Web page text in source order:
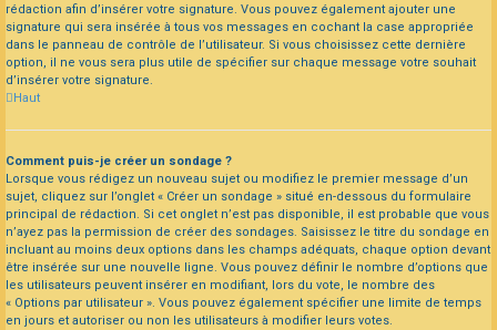
rédaction afin d’insérer votre signature. Vous pouvez également ajouter une
signature qui sera insérée à tous vos messages en cochant la case appropriée
dans le panneau de contrôle de l’utilisateur. Si vous choisissez cette dernière
option, il ne vous sera plus utile de spécifier sur chaque message votre souhait
d’insérer votre signature.
Haut
Comment puis-je créer un sondage ?
Lorsque vous rédigez un nouveau sujet ou modifiez le premier message d’un
sujet, cliquez sur l’onglet « Créer un sondage » situé en-dessous du formulaire
principal de rédaction. Si cet onglet n’est pas disponible, il est probable que vous
n’ayez pas la permission de créer des sondages. Saisissez le titre du sondage en
incluant au moins deux options dans les champs adéquats, chaque option devant
être insérée sur une nouvelle ligne. Vous pouvez définir le nombre d’options que
les utilisateurs peuvent insérer en modifiant, lors du vote, le nombre des
« Options par utilisateur ». Vous pouvez également spécifier une limite de temps
en jours et autoriser ou non les utilisateurs à modifier leurs votes.